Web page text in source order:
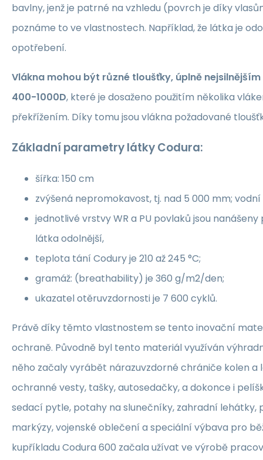
bavlny, jenž je patrné na vzhledu (povrch je díky
poznáme to ve vlastnostech. Například, že látka je
opotřebení.
Vlákna mohou být různé tloušťky, úplně
400-1000D, které je dosaženo použitím několika
překřížením. Díky tomu jsou vlákna požadované
Základní parametry látky Codura:
šířka: 150 cm
zvýšená nepromokavost, tj. nad 5 000 mm; vodní
jednotlivé vrstvy WR a PU povlaků jsou
látka odolnější,
teplota tání Codury je 210 až 245 °C;
gramáž: (breathability) je 360 g/m2/den;
ukazatel otěruvzdornosti je 7 600 cyklů.
Právě díky těmto vlastnostem se tento inovační
ochraně. Původně byl tento materiál využíván
něho začaly vyrábět nárazuvzdorné chrániče kolen a
ochranné vesty, tašky, autosedačky, a dokonce i
sedací pytle, potahy na slunečníky, zahradní lehátky,
markýzy, vojenské oblečení a speciální výbava pro
kupříkladu Codura 600 začala užívat ve výrobě